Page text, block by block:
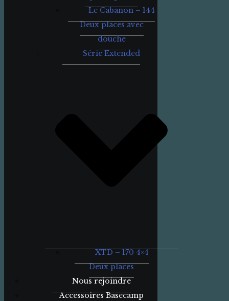
Le Cabanon – 144
Deux places avec
douche
Série Extended
XTD – 170 4×4
Deux places
Nous rejoindre
Accessoires Basecamp